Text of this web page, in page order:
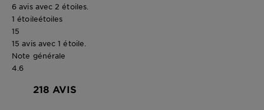
6 avis avec 2 étoiles.
1 étoileétoiles
15
15 avis avec 1 étoile.
Note générale
4.6
218 AVIS